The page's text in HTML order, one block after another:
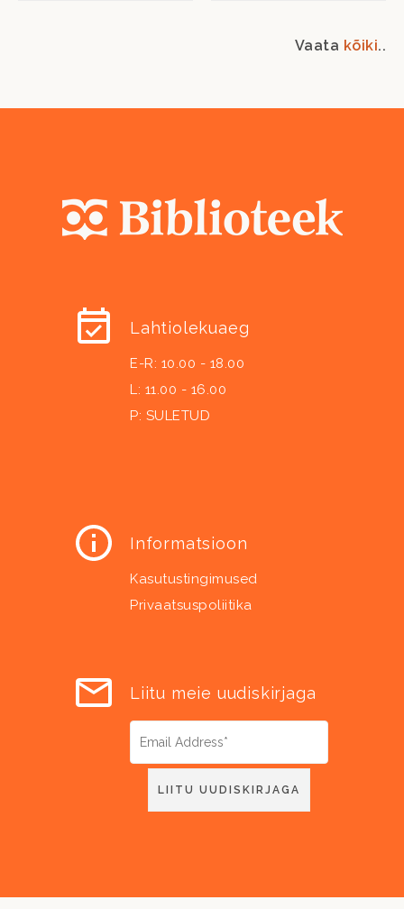
Vaata kõiki..
Lahtiolekuaeg
E-R: 10.00 - 18.00
L: 11.00 - 16.00
P: SULETUD
Informatsioon
Kasutustingimused
Privaatsuspoliitika
Liitu meie uudiskirjaga